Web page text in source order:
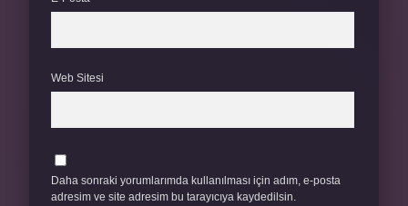
Web Sitesi
Daha sonraki yorumlarımda kullanılması için adım, e-posta
adresim ve site adresim bu tarayıcıya kaydedilsin.